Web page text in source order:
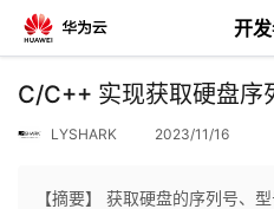
开
返
C/C++ 实现获取硬盘序
LYSHARK 2023/11/16
【摘要】 获取硬盘的序列号、